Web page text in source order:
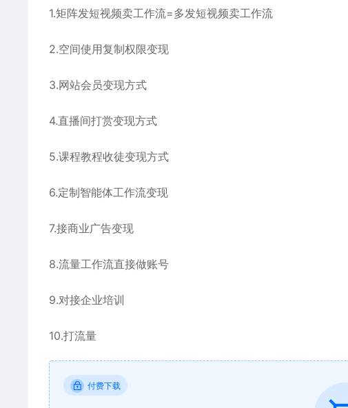
1.矩阵发短视频卖工作流=多发短视频卖工作流
2.空间使用复制权限变现
3.网站会员变现方式
4.直播间打赏变现方式
5.课程教程收徒变现方式
6.定制智能体工作流变现
7.接商业广告变现
8.流量工作流直接做账号
9.对接企业培训
10.打流量
付费下载